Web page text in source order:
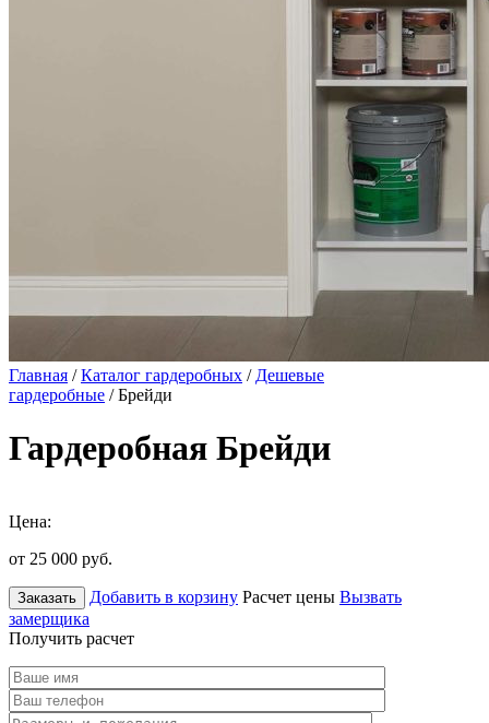
Главная /Каталог гардеробных / Дешевые
гардеробные / Брейди
Гардеробная Брейди
Цена:
от 25 000 руб.
Заказать Добавить в корзину Расчет цены Вызвать
замерщика
Получить расчет